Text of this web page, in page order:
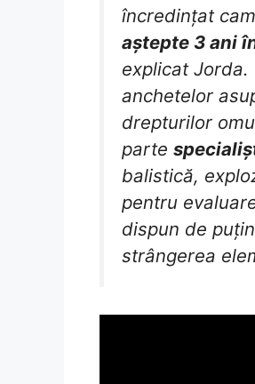
încredințat
aștepte 3 ani
explicat Jorda.
anchetelor
drepturilor
parte
balistică,
pentru
dispun de
strângerea